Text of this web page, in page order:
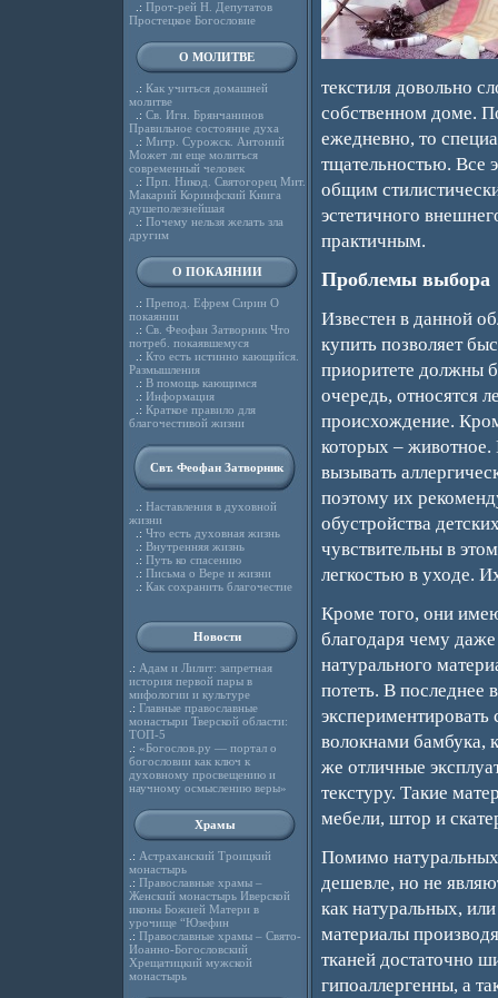
.: Прот-рей Н. Депутатов
Простецкое Богословие
О МОЛИТВЕ
.: Как учиться домашней
молитве
.: Св. Игн. Брянчанинов
Правильное состояние духа
.: Митр. Сурожск. Антоний
Может ли еще молиться
современный человек
.: Прп. Никод. Святогорец Мит.
Макарий Коринфский Книга
душеполезнейшая
.: Почему нельзя желать зла
другим
О ПОКАЯНИИ
.: Препод. Ефрем Сирин О
покаянии
.: Св. Феофан Затворник Что
потреб. покаявшемуся
.: Кто есть истинно кающийся.
Размышления
.: В помощь кающимся
.: Информация
.: Краткое правило для
благочестивой жизни
Свт. Феофан Затворник
.: Наставления в духовной
жизни
.: Что есть духовная жизнь
.: Внутренняя жизнь
.: Путь ко спасению
.: Письма о Вере и жизни
.: Как сохранить благочестие
Новости
.: Адам и Лилит: запретная
история первой пары в
мифологии и культуре
.: Главные православные
монастыри Тверской области:
ТОП-5
.: «Богослов.ру — портал о
богословии как ключ к
духовному просвещению и
научному осмыслению веры»
Храмы
.: Астраханский Троицкий
монастырь
.: Православные храмы –
Женский монастырь Иверской
иконы Божией Матери в
урочище “Юзефин
.: Православные храмы – Свято-
Иоанно-Богословский
Хрещатицкий мужской
монастырь
текстиля довольно
собственном доме.
ежедневно, то
тщательностью. Все
общим
эстетичного
практичным.
Проблемы выбора
Известен в данной
купить позволяет
приоритете должны
очередь, относятся
происхождение.
которых –
вызывать
поэтому их
обустройства
чувствительны в
легкостью в уходе.
Кроме того, они
благодаря чему
натурального
потеть. В последнее
волокнами бамбука,
же отличные
текстуру. Такие
мебели, штор и
Помимо натуральных
дешевле, но не
как натуральных,
материалы
тканей достаточно
гипоаллергенны, а